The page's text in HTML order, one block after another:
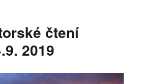
čtení
2019